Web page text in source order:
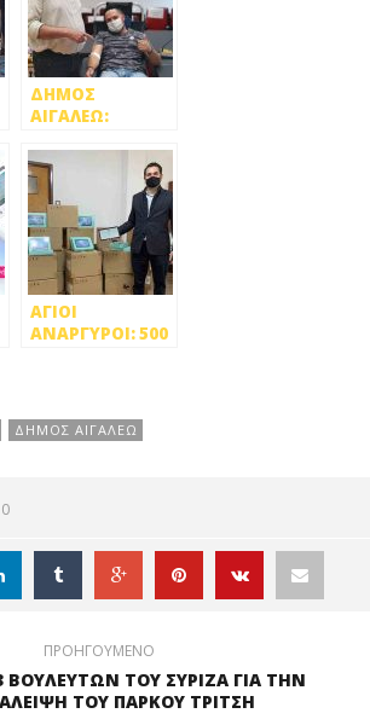
ΔΗΜΟΣ
ΑΙΓΑΛΕΩ:
ΦΕΤΙΝΗ
ΑΙΜΟΔΟΣΙΑ
ΑΓΙΟΙ
ΑΝΑΡΓΥΡΟΙ: 500
ΤΗΛΕΚΠΑΙΔΕΥΣΗ
ΚΑΙ ΔΩΡΕΑΝ
ΔΗΜΟΣ ΑΙΓΑΛΕΩ
0
ΠΡΟΗΓΟΥΜΕΝΟ
ΒΟΥΛΕΥΤΩΝ ΤΟΥ ΣΥΡΙΖΑ ΓΙΑ ΤΗΝ
ΤΟΥ ΠΑΡΚΟΥ ΤΡΙΤΣΗ